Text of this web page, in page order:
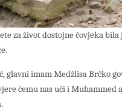
za život dostojne čovjeka
glavni imam Medžlisa Brčko
čemu nas uči i Muhammed